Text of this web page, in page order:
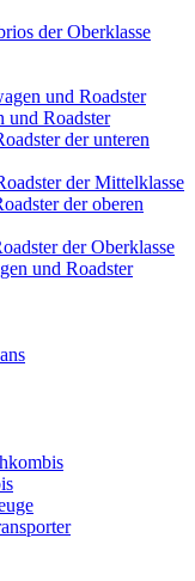
der Oberklasse
und Roadster
und Roadster
der unteren
der Mittelklasse
der oberen
der Oberklasse
und Roadster